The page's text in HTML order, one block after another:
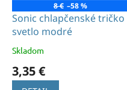
8 € –58 %
Sonic chlapčenské tričko
svetlo modré
Priemerné
produktu
Skladom
3,35 €